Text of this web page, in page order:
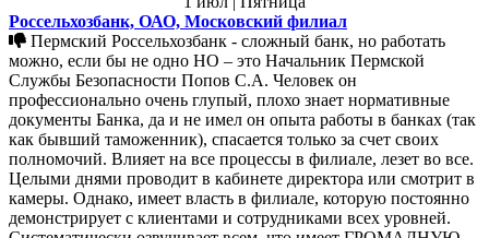
Россельхозбанк, ОАО, Московский филиал
можно, если бы не одно НО – это Начальник Пермской
Службы Безопасности Попов С.А. Человек он
профессионально очень глупый, плохо знает нормативные
документы Банка, да и не имел он опыта работы в банках (так
как бывший таможенник), спасается только за счет своих
полномочий. Влияет на все процессы в филиале, лезет во все.
Целыми днями проводит в кабинете директора или смотрит в
камеры. Однако, имеет власть в филиале, которую постоянно
демонстрирует с клиентами и сотрудниками всех уровней.